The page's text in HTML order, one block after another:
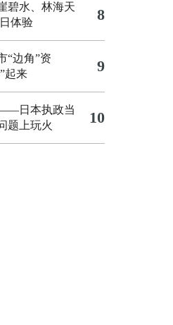
碧水、林海天
体验
8
“边角”资
起来
9
日本执政当
题上玩火
10